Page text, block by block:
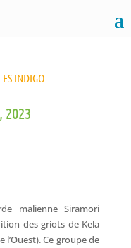
INDIGO
2023
malienne Siramori
des griots de Kela
l’Ouest). Ce groupe de